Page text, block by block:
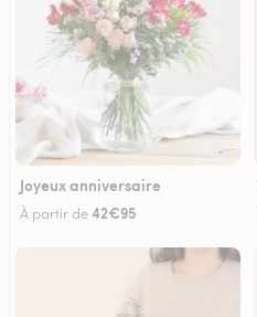
Joyeux anniversaire
À partir de42€95